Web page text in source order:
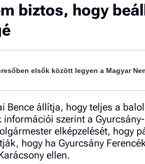
biztos, hogy
elsők között legyen a Magyar
Bence állítja, hogy teljes a
szerint a
elképzelését, hogy
hogy ha Gyurcsány
ellen.